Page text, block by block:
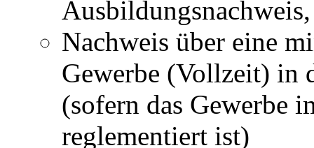
Nachweis über eine
Gewerbe (Vollzeit) in
(sofern das Gewerbe
reglementiert ist)